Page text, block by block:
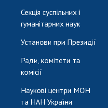
Секція суспільних і
гуманітарних наук
Установи при Президії
Ради, комітети та
комісії
Наукові центри МОН
та НАН України